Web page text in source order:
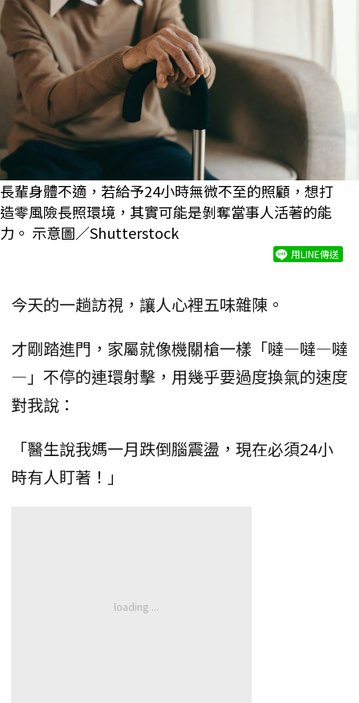
長輩身體不適，若給予24小時無微不至的照顧，想打
造零風險長照環境，其實可能是剝奪當事人活著的能
力。 示意圖／Shutterstock
用LINE傳送
今天的一趟訪視，讓人心裡五味雜陳。
才剛踏進門，家屬就像機關槍一樣「噠—噠—噠
—」不停的連環射擊，用幾乎要過度換氣的速度
對我說：
「醫生說我媽一月跌倒腦震盪，現在必須24小
時有人盯著！」